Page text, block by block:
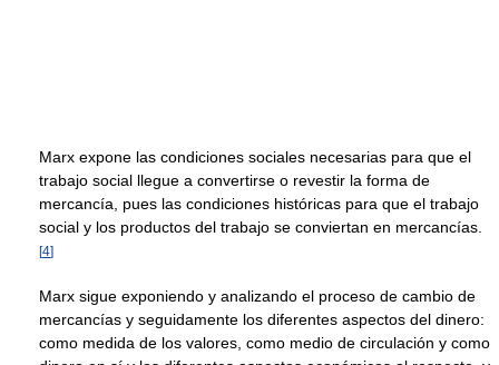
Marx expone las condiciones sociales necesarias para que el
trabajo social llegue a convertirse o revestir la forma de
mercancía, pues las condiciones históricas para que el trabajo
social y los productos del trabajo se conviertan en mercancías.
[4]
Marx sigue exponiendo y analizando el proceso de cambio de
mercancías y seguidamente los diferentes aspectos del dinero:
como medida de los valores, como medio de circulación y como